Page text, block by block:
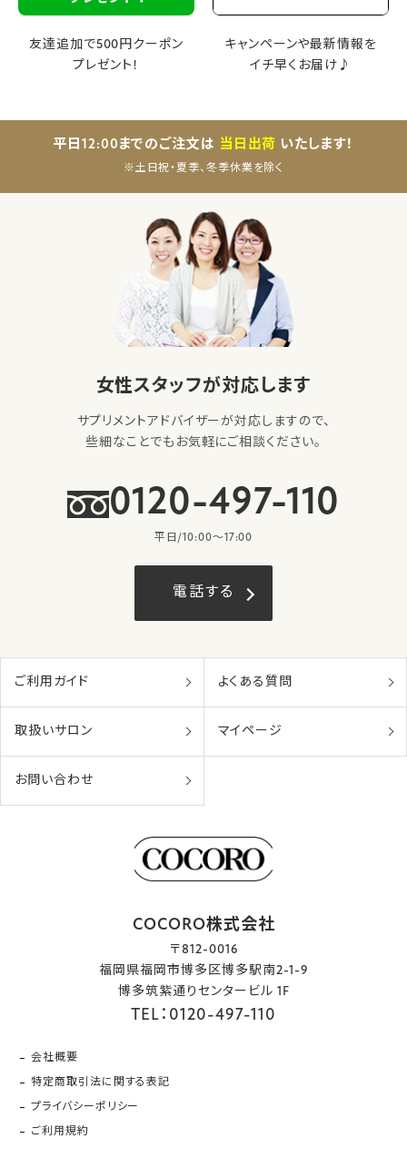
友達追加で500円クーポン
プレゼント！
キャンペーンや最新情報を
イチ早くお届け♪
平日12:00までのご注文は 当日出荷 いたします！
※土日祝・夏季、冬季休業を除く
女性スタッフが対応します
サプリメントアドバイザーが対応しますので、
些細なことでもお気軽にご相談ください。
0120-497-110
平日/10:00〜17:00
電話する
ご利用ガイド よくある質問
取扱いサロン マイページ
お問い合わせ
COCORO株式会社
〒812-0016
福岡県福岡市博多区博多駅南2-1-9
博多筑紫通りセンタービル 1F
TEL：0120-497-110
会社概要
特定商取引法に関する表記
プライバシーポリシー
ご利用規約